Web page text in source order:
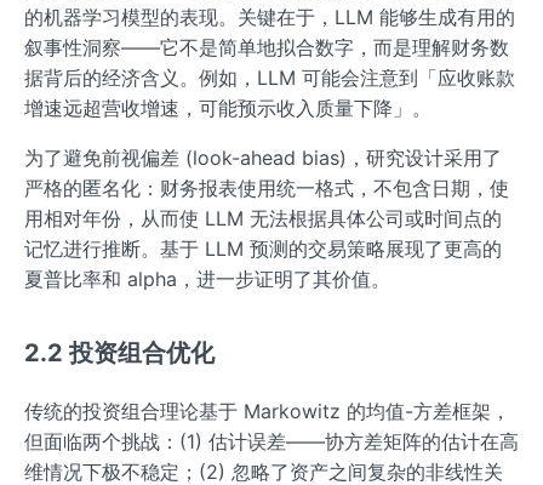
的机器学习模型的表现。关键在于，LLM 能够生成有用的
叙事性洞察——它不是简单地拟合数字，而是理解财务数
据背后的经济含义。例如，LLM 可能会注意到「应收账款
增速远超营收增速，可能预示收入质量下降」。
为了避免前视偏差 (look-ahead bias)，研究设计采用了
严格的匿名化：财务报表使用统一格式，不包含日期，使
用相对年份，从而使 LLM 无法根据具体公司或时间点的
记忆进行推断。基于 LLM 预测的交易策略展现了更高的
夏普比率和 alpha，进一步证明了其价值。
2.2 投资组合优化
传统的投资组合理论基于 Markowitz 的均值-方差框架，
但面临两个挑战：(1) 估计误差——协方差矩阵的估计在高
维情况下极不稳定；(2) 忽略了资产之间复杂的非线性关